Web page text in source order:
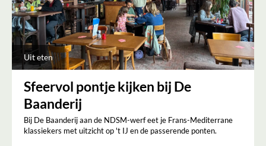
Uit eten
Sfeervol pontje kijken bij De
Baanderij
Bij De Baanderij aan de NDSM-werf eet je Frans-Mediterrane
klassiekers met uitzicht op 't IJ en de passerende ponten.